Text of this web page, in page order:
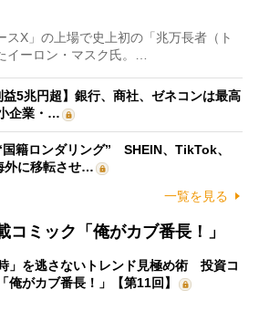
X」の上場で史上初の「兆万長者（ト
イーロン・マスク氏。…
益5兆円超】銀行、商社、ゼネコンは最高
企業・…
籍ロンダリング” SHEIN、TikTok、
外に移転させ…
一覧を見る
コミック「俺がカブ番長！」
時」を逃さないトレンド見極め術 投資コ
俺がカブ番長！」【第11回】